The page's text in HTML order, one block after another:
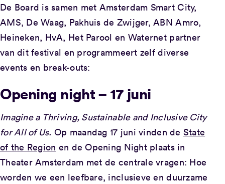
De Board is samen met Amsterdam Smart City,
AMS, De Waag, Pakhuis de Zwijger, ABN Amro,
Heineken, HvA, Het Parool en Waternet partner
van dit festival en programmeert zelf diverse
events en break-outs:
Opening night – 17 juni
Imagine a Thriving, Sustainable and Inclusive City
for All of Us. Op maandag 17 juni vinden de State
of the Region en de Opening Night plaats in
Theater Amsterdam met de centrale vragen: Hoe
worden we een leefbare, inclusieve en duurzame